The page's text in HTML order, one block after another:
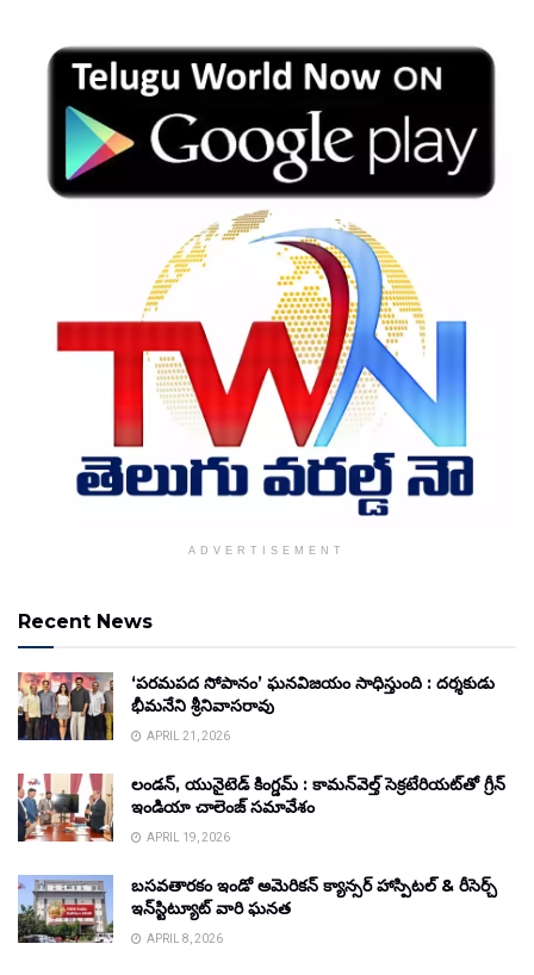
ADVERTISEMENT
Recent News
‘పరమపద సోపానం’ ఘనవిజయం సాధిస్తుంది : దర్శకుడు
భీమనేని శ్రీనివాసరావు
APRIL 21, 2026
లండన్, యునైటెడ్ కింగ్డమ్ : కామన్‌వెల్త్ సెక్రటేరియట్‌తో గ్రీన్
ఇండియా చాలెంజ్ సమావేశం
APRIL 19, 2026
బసవతారకం ఇండో అమెరికన్ క్యాన్సర్ హాస్పిటల్ & రీసెర్చ్
ఇన్‌స్టిట్యూట్ వారి ఘనత
APRIL 8, 2026